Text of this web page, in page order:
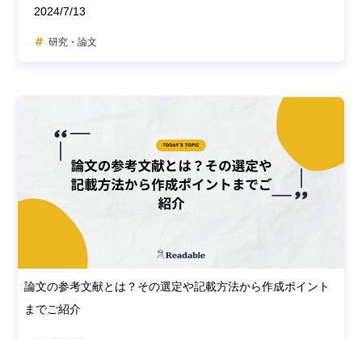
2024/7/13
研究・論文
論文の参考文献とは？その選定や記載方法から作成ポイント
までご紹介